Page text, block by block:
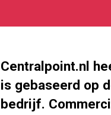
Centralpoint.nl
is gebaseerd op
bedrijf.